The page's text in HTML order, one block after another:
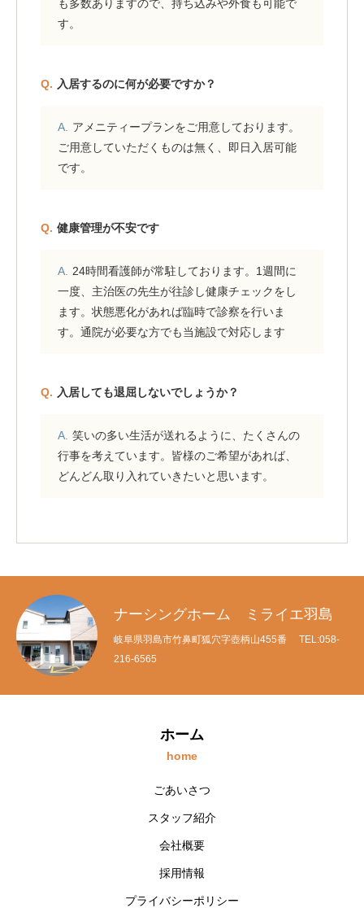
も多数ありますので、持ち込みや外食も可能で
す。
入居するのに何が必要ですか？
アメニティープランをご用意しております。
ご用意していただくものは無く、即日入居可能
です。
健康管理が不安です
24時間看護師が常駐しております。1週間に
一度、主治医の先生が往診し健康チェックをし
ます。状態悪化があれば臨時で診察を行いま
す。通院が必要な方でも当施設で対応します
入居しても退屈しないでしょうか？
笑いの多い生活が送れるように、たくさんの
行事を考えています。皆様のご希望があれば、
どんどん取り入れていきたいと思います。
ナーシングホーム ミライエ羽島
岐阜県羽島市竹鼻町狐穴字壺柄山455番 TEL:058-
216-6565
ホーム
home
ごあいさつ
スタッフ紹介
会社概要
採用情報
プライバシーポリシー